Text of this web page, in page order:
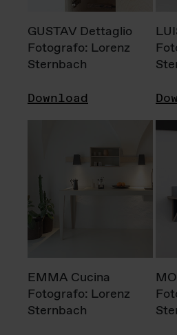
GUSTAV Dettaglio
Fotografo: Lorenz
Sternbach
Download
EMMA Cucina
Fotografo: Lorenz
Sternbach